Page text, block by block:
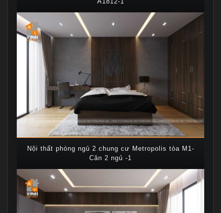
Nội thất phòng ngủ 2 chung cư Metropolis tòa M1-
Căn 2 ngủ -1